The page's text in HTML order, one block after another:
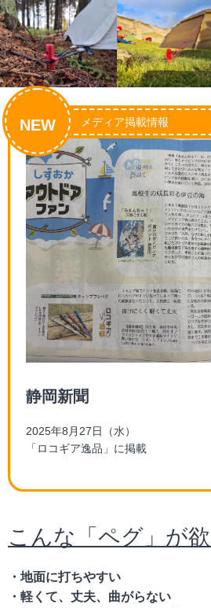
メディア掲載情報
NEW
静岡新聞
2025年8月27日（水）
「ロコギア逸品」に掲載
こんな「ペグ」が
・地面に打ちやすい
・軽くて、丈夫、曲がらない